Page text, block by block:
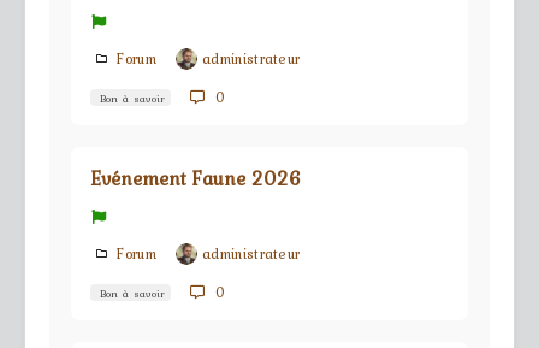
Forum administrateur
Bon à savoir 0
Evénement Faune 2026
Forum administrateur
Bon à savoir 0